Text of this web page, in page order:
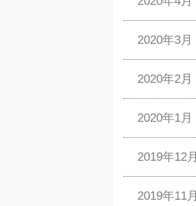
2020年3月
2020年2月
2020年1月
2019年12月
2019年11月